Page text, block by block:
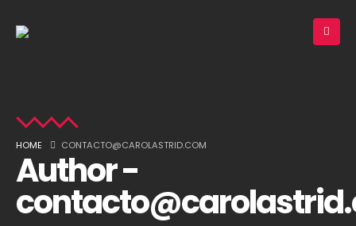
HOME CONTACTO@CAROLASTRID.COM
Author -